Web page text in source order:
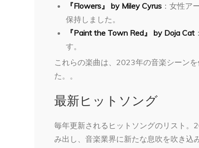
『Flowers』 by Miley Cyrus ：女性ア
保持しました。
『Paint the Town Red』 by Doja Cat
す。
これらの楽曲は、2023年の音楽シーン
た。​​。
最新ヒットソング
毎年更新されるヒットソングのリスト
み出し、音楽業界に新たな息吹を吹き込